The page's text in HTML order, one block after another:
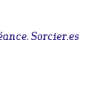
Sorcier.es